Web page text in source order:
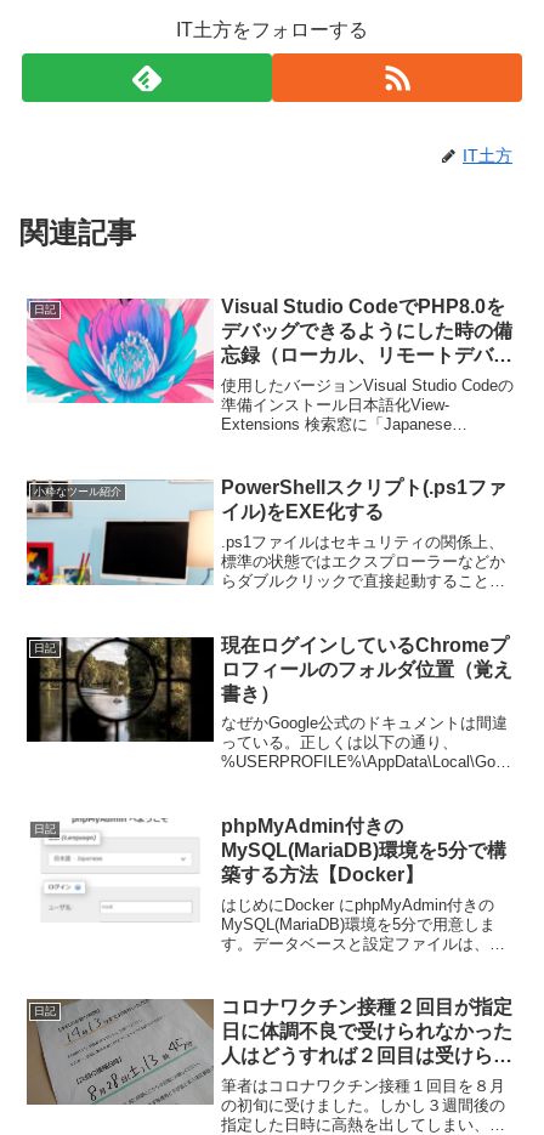
IT土方をフォローする
IT土方
関連記事
日記
Visual Studio CodeでPHP8.0を
デバッグできるようにした時の備
忘録（ローカル、リモートデバッ
グ両対応）
使用したバージョンVisual Studio Codeの
準備インストール日本語化View-
Extensions 検索窓に「Japanese
をインスト...
小粋なツール紹介
PowerShellスクリプト(.ps1ファ
イル)をEXE化する
.ps1ファイルはセキュリティの関係上、
標準の状態ではエクスプローラーなどか
らダブルクリックで直接起動することが
接起動できるようになります。
SeleniumB...
日記
現在ログインしているChromeプ
ロフィールのフォルダ位置（覚え
書き）
なぜかGoogle公式のドキュメントは間違
っている。正しくは以下の通り、
%USERPROFILE%\AppData\Local\Googl
るか、VBA...
日記
phpMyAdmin付きの
MySQL(MariaDB)環境を5分で構
築する方法【Docker】
はじめにDocker にphpMyAdmin付きの
MySQL(MariaDB)環境を5分で用意しま
す。データベースと設定ファイルは、ホ
れていて、基本的な知識があ...
日記
コロナワクチン接種２回目が指定
日に体調不良で受けられなかった
人はどうすれば２回目は受けられ
るのか？（体験談）
筆者はコロナワクチン接種１回目を８月
の初旬に受けました。しかし３週間後の
指定した日時に高熱を出してしまい、キ